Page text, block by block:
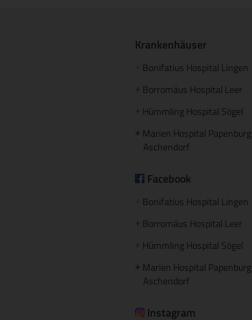
Krankenhäuser
+ Bonifatius Hospital Lingen
+ Borromäus Hospital Leer
+ Hümmling Hospital Sögel
+ Marien Hospital Papenburg
Aschendorf
Facebook
+ Bonifatius Hospital Lingen
+ Borromäus Hospital Leer
+ Hümmling Hospital Sögel
+ Marien Hospital Papenburg
Aschendorf
Instagram